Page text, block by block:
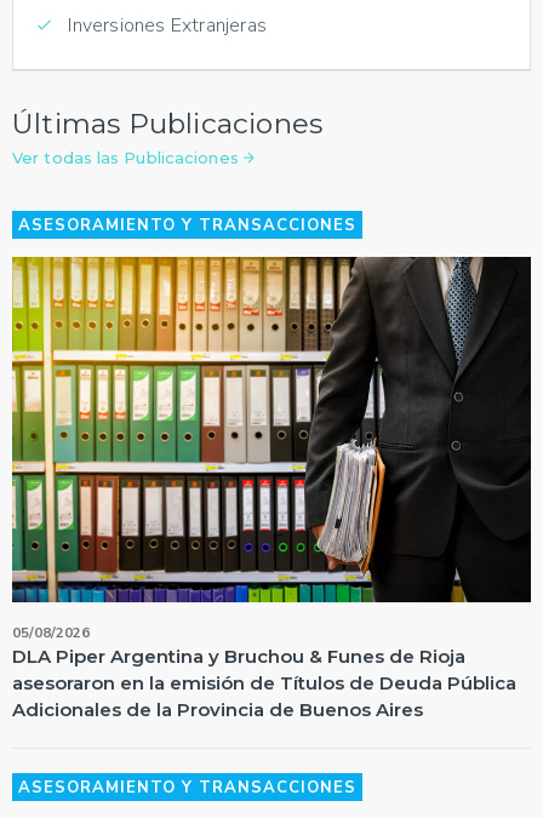
Inversiones Extranjeras
Últimas Publicaciones
Ver todas las Publicaciones
ASESORAMIENTO Y TRANSACCIONES
05/08/2026
DLA Piper Argentina y Bruchou & Funes de Rioja
asesoraron en la emisión de Títulos de Deuda Pública
Adicionales de la Provincia de Buenos Aires
ASESORAMIENTO Y TRANSACCIONES